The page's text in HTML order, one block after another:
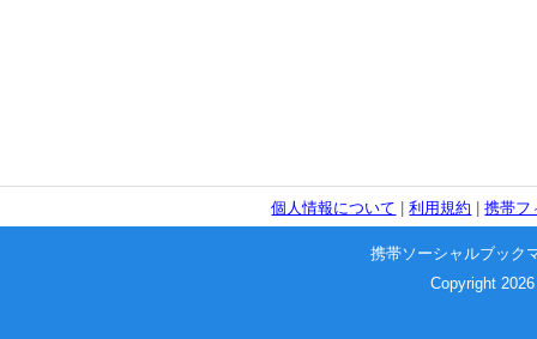
個人情報について |利用規約 |携帯フ
携帯ソーシャルブック
Copyright